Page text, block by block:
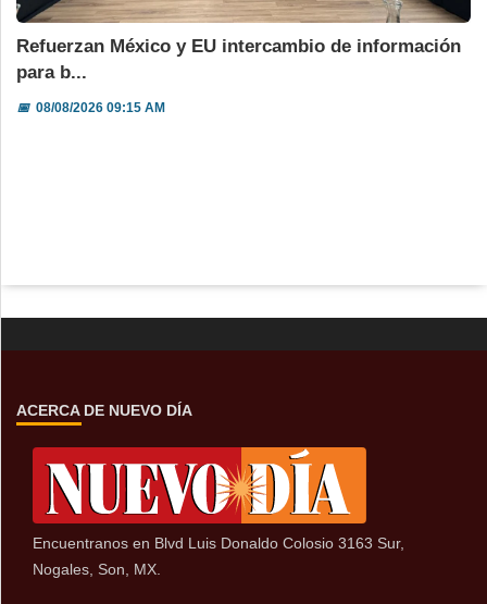
Refuerzan México y EU intercambio de información
para b...
📅08/08/2026 09:15 AM
ACERCA DE NUEVO DÍA
Encuentranos en Blvd Luis Donaldo Colosio 3163 Sur,
Nogales, Son, MX.